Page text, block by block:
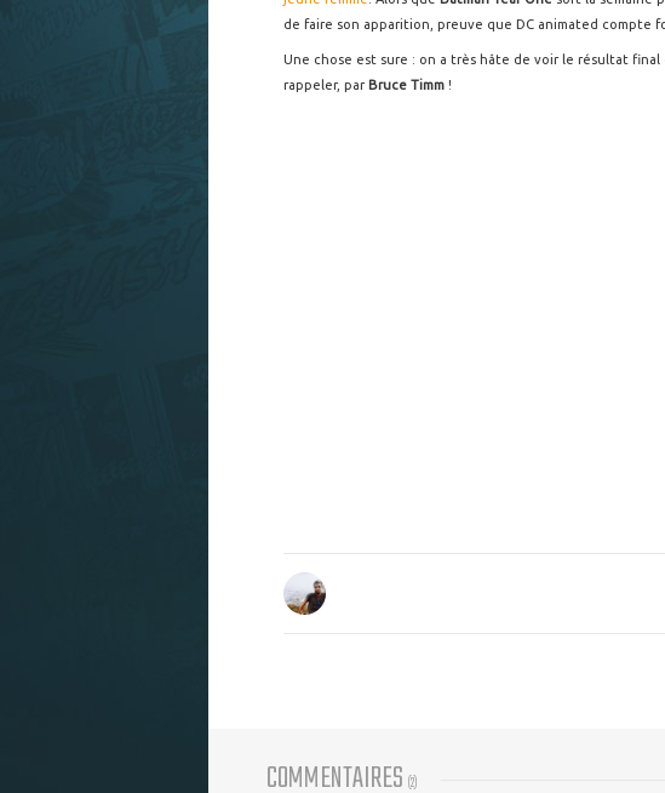
de faire son apparition, preuve que DC animated compte
Une chose est sure : on a très hâte de voir le résultat final
rappeler, par Bruce Timm !
COMMENTAIRES (2)